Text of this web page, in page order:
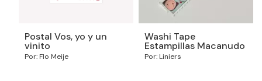
Postal Vos, yo y un
vinito
Por: Flo Meije
Washi Tape
Estampillas Macanudo
Por: Liniers